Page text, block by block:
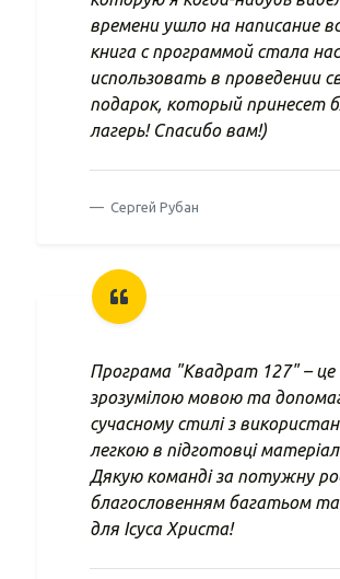
времени ушло на написание
книга с программой стала
использовать в проведении
подарок, который принесет
лагерь! Спасибо вам!)
Сергей Рубан
Програма "Квадрат 127" – це
зрозумілою мовою та
сучасному стилі з
легкою в підготовці
Дякую команді за потужну
благословенням багатьом
для Ісуса Христа!